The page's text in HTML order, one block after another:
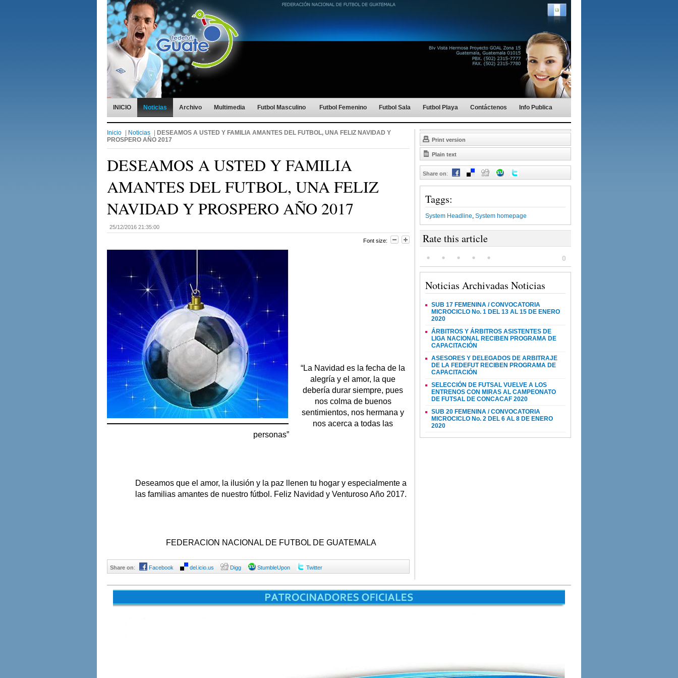
INICIO Noticias Archivo Multimedia Futbol Masculino Futbol Femenino Futbol Sala Futbol Playa Contáctenos Info Publica
Inicio Noticias
DESEAMOS A USTED Y FAMILIA AMANTES DEL FUTBOL, UNA FELIZ NAVIDAD Y
PROSPERO AÑO 2017
DESEAMOS A USTED Y FAMILIA
AMANTES DEL FUTBOL, UNA FELIZ
NAVIDAD Y PROSPERO AÑO 2017
25/12/2016 21:35:00
Font size:
“La Navidad es la fecha de la
alegría y el amor, la que
debería durar siempre, pues
nos colma de buenos
sentimientos, nos hermana y
nos acerca a todas las
personas”
Deseamos que el amor, la ilusión y la paz llenen tu hogar y especialmente a
las familias amantes de nuestro fútbol. Feliz Navidad y Venturoso Año 2017.
FEDERACION NACIONAL DE FUTBOL DE GUATEMALA
Share on: Facebook del.icio.us Digg StumbleUpon Twitter
Print version
Plain text
Share on:
Taggs:
System Headline, System homepage
Rate this article
0
Noticias Archivadas Noticias
SUB 17 FEMENINA / CONVOCATORIA
MICROCICLO No. 1 DEL 13 AL 15 DE ENERO
2020
ÁRBITROS Y ÁRBITROS ASISTENTES DE
LIGA NACIONAL RECIBEN PROGRAMA DE
CAPACITACIÓN
ASESORES Y DELEGADOS DE ARBITRAJE
DE LA FEDEFUT RECIBEN PROGRAMA DE
CAPACITACIÓN
SELECCIÓN DE FUTSAL VUELVE A LOS
ENTRENOS CON MIRAS AL CAMPEONATO
DE FUTSAL DE CONCACAF 2020
SUB 20 FEMENINA / CONVOCATORIA
MICROCICLO No. 2 DEL 6 AL 8 DE ENERO
2020